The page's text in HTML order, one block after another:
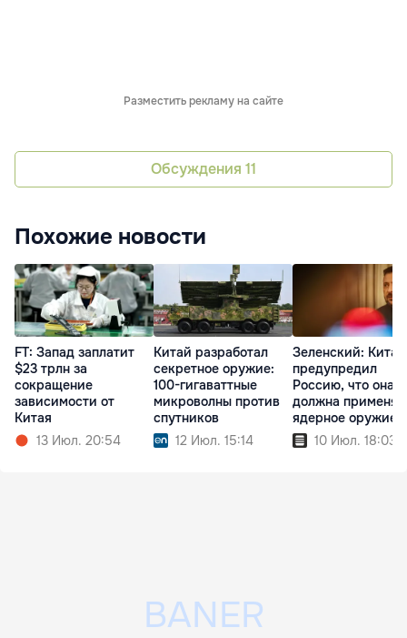
Разместить рекламу на сайте
Обсуждения 11
Похожие новости
FT: Запад заплатит
$23 трлн за
сокращение
зависимости от
Китая
13 Июл. 20:54
Китай разработал
секретное оружие:
100-гигаваттные
микроволны против
спутников
12 Июл. 15:14
Зеленский: Китай
предупредил
Россию, что она
должна
ядерное оружие
10 Июл. 18:03